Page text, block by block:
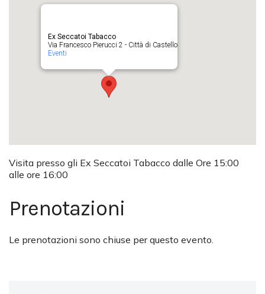
Ex Seccatoi Tabacco
Via Francesco Pierucci 2 - Città di Castello
Eventi
Visita presso gli Ex Seccatoi Tabacco dalle Ore 15:00
alle ore 16:00
Prenotazioni
Le prenotazioni sono chiuse per questo evento.